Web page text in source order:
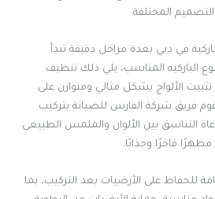
المختلفة.
في دبي بعدة مراحل دقيقة تبدأ
الباركيه المناسب، يلي ذلك تنظيف
الألواح بشكل مثالي ومتوازن على
فريق شركة الفارس للصيانة بتركيب
التناسق بين الألوان والملمس الطبيعي
فاخرًا وجذابًا.
للحفاظ على الأرضيات بعد التركيب، بما